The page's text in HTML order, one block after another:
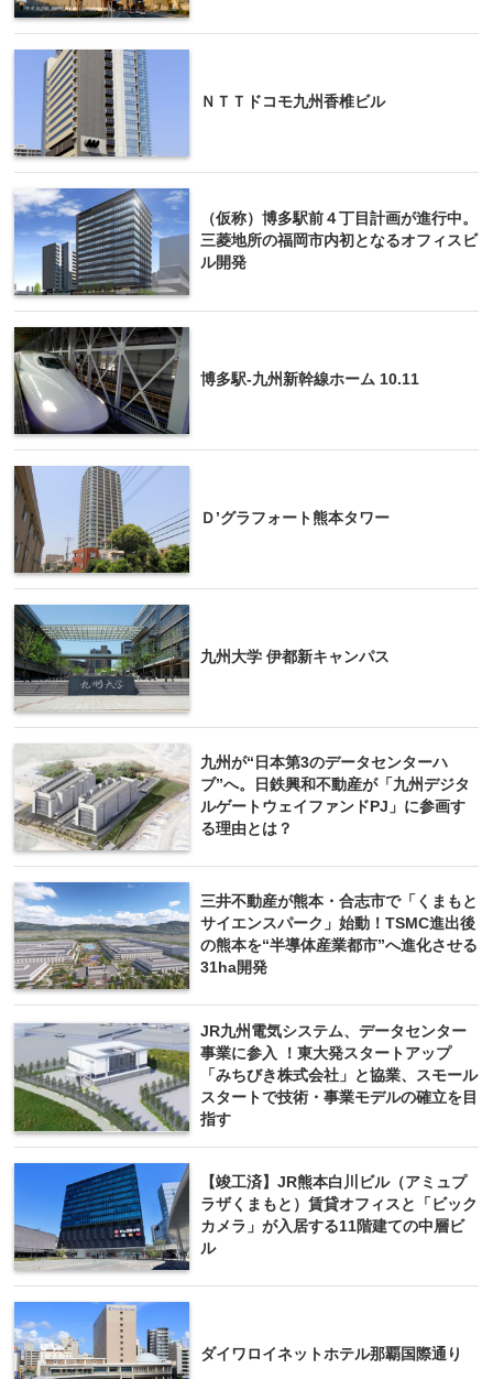
ＮＴＴドコモ九州香椎ビル
（仮称）博多駅前４丁目計画が進行中。
三菱地所の福岡市内初となるオフィスビ
ル開発
博多駅-九州新幹線ホーム 10.11
Ｄ’グラフォート熊本タワー
九州大学 伊都新キャンパス
九州が“日本第3のデータセンターハ
ブ”へ。日鉄興和不動産が「九州デジタ
ルゲートウェイファンドPJ」に参画す
る理由とは？
三井不動産が熊本・合志市で「くまもと
サイエンスパーク」始動！TSMC進出後
の熊本を“半導体産業都市”へ進化させる
31ha開発
JR九州電気システム、データセンター
事業に参入 ！東大発スタートアップ
「みちびき株式会社」と協業、スモール
スタートで技術・事業モデルの確立を目
指す
【竣工済】JR熊本白川ビル（アミュプ
ラザくまもと）賃貸オフィスと「ビック
カメラ」が入居する11階建ての中層ビ
ル
ダイワロイネットホテル那覇国際通り